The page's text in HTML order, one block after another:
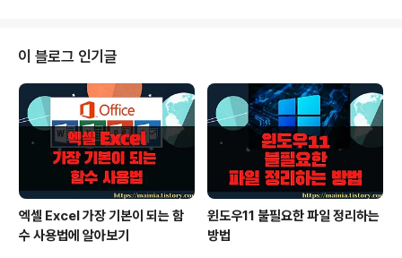
역을 오른쪽 마우스 클릭해서 추가합니다. ▼ 행을 추가할
때는 왼쪽 사이드 일련 번호에 오른쪽 마우스를 클릭한 후
삽입 메뉴를 선택합니다. 새로운 행은 상단에 추가가 됩니
다. ▼ 열 전체는 상단 일련 번호에서 오른쪽 마우스를 클
릭한 후 삽입 메뉴를 선택합니다. ◎ 셀 선택해서 추가하기
▼ 행이나 열 전체가 아닌 ..
이 블로그 인기글
엑셀 Excel 가장 기본이 되는 함
수 사용법에 알아보기
윈도우11 불필요한 파일 정리하는
방법